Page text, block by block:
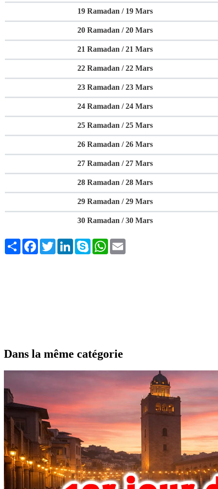
19 Ramadan / 19 Mars
20 Ramadan / 20 Mars
21 Ramadan / 21 Mars
22 Ramadan / 22 Mars
23 Ramadan / 23 Mars
24 Ramadan / 24 Mars
25 Ramadan / 25 Mars
26 Ramadan / 26 Mars
27 Ramadan / 27 Mars
28 Ramadan / 28 Mars
29 Ramadan / 29 Mars
30 Ramadan / 30 Mars
Share FacebookTwitterLinkedInSkype WhatsApp
Dans la même catégorie